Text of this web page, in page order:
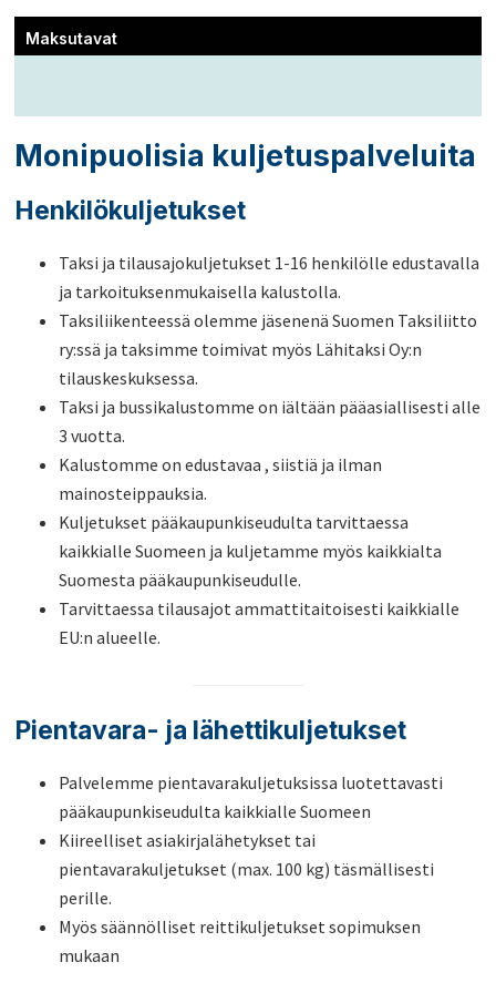
Maksutavat
Monipuolisia kuljetuspalveluita
Henkilökuljetukset
Taksi ja tilausajokuljetukset 1-16 henkilölle edustavalla
ja tarkoituksenmukaisella kalustolla.
Taksiliikenteessä olemme jäsenenä Suomen Taksiliitto
ry:ssä ja taksimme toimivat myös Lähitaksi Oy:n
tilauskeskuksessa.
Taksi ja bussikalustomme on iältään pääasiallisesti alle
3 vuotta.
Kalustomme on edustavaa , siistiä ja ilman
mainosteippauksia.
Kuljetukset pääkaupunkiseudulta tarvittaessa
kaikkialle Suomeen ja kuljetamme myös kaikkialta
Suomesta pääkaupunkiseudulle.
Tarvittaessa tilausajot ammattitaitoisesti kaikkialle
EU:n alueelle.
Pientavara- ja lähettikuljetukset
Palvelemme pientavarakuljetuksissa luotettavasti
pääkaupunkiseudulta kaikkialle Suomeen
Kiireelliset asiakirjalähetykset tai
pientavarakuljetukset (max. 100 kg) täsmällisesti
perille.
Myös säännölliset reittikuljetukset sopimuksen
mukaan